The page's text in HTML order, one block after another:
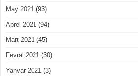
May 2021 (93)
Aprel 2021 (94)
Mart 2021 (45)
Fevral 2021 (30)
Yanvar 2021 (3)